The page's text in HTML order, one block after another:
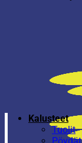
Kalusteet
Tuolit